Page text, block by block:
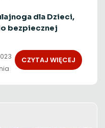
dla Dzieci,
bezpiecznej
CZYTAJ WIĘCEJ